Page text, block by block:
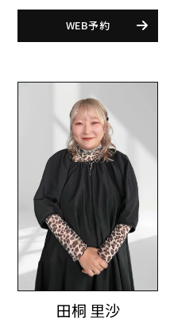
WEB予約
田桐 里沙